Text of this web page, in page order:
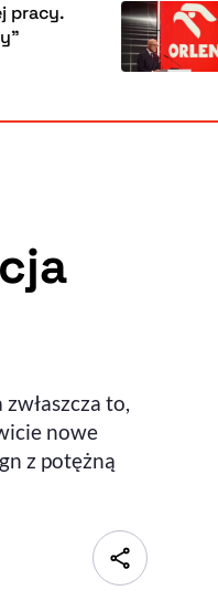
nowym oknie
problem
, otwiera się w
Orlen
2 godziny
to,
nowe
z potężną